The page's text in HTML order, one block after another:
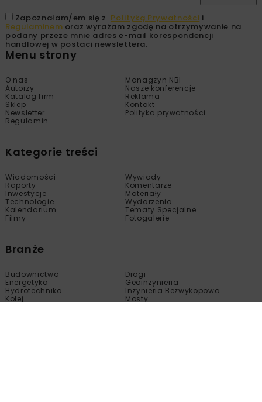
Zapoznałam/em się z Polityką Prywatności i
Regulaminem oraz wyrażam zgodę na otrzymywanie na
podany przeze mnie adres e-mail korespondencji
handlowej w postaci newslettera.
Menu strony
O nas
Managzyn NBI
Autorzy
Nasze konferencje
Katalog firm
Reklama
Sklep
Kontakt
Newsletter
Polityka prywatności
Regulamin
Kategorie treści
Wiadomości
Wywiady
Raporty
Komentarze
Inwestycje
Materiały
Technologie
Wydarzenia
Kalendarium
Tematy Specjalne
Filmy
Fotogalerie
Branże
Budownictwo
Drogi
Energetyka
Geoinżynieria
Hydrotechnika
Inżynieria Bezwykopowa
Kolej
Mosty